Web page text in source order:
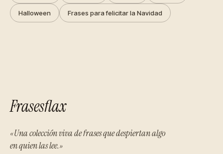
Halloween Frases para felicitar la Navidad
Frasesflax
«Una colección viva de frases que despiertan algo
en quien las lee.»